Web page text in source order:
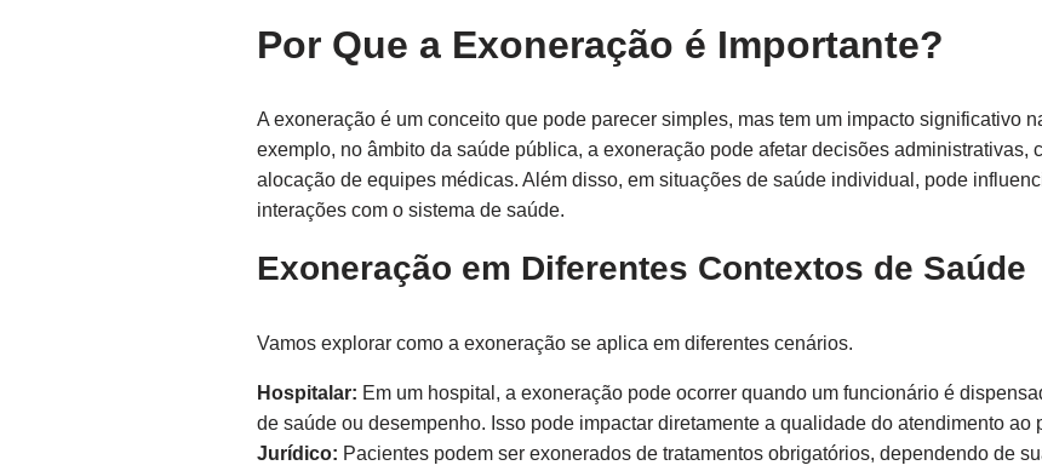
Por Que a Exoneração é Importante?
A exoneração é um conceito que pode parecer simples, mas tem um impacto significativo
exemplo, no âmbito da saúde pública, a exoneração pode afetar decisões administrativas,
alocação de equipes médicas. Além disso, em situações de saúde individual, pode
interações com o sistema de saúde.
Exoneração em Diferentes Contextos de Saúde
Vamos explorar como a exoneração se aplica em diferentes cenários.
Hospitalar: Em um hospital, a exoneração pode ocorrer quando um funcionário é
de saúde ou desempenho. Isso pode impactar diretamente a qualidade do atendimento ao
Jurídico: Pacientes podem ser exonerados de tratamentos obrigatórios, dependendo de